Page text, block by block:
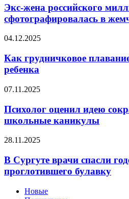
своего
гардероба
российского
миллиардера
сфотографировалась
жемчужном
Экс-жена российского
сфотографировалась в
Как
плавание
влияет
на
ребенка
04.12.2025
Как грудничковое
ребенка
Психолог
идею
сократить
летние
каникулы
07.11.2025
Психолог оценил идею
школьные каникулы
В
врачи
спасли
годовалого
проглотившего
28.11.2025
В Сургуте врачи спасли
проглотившего булавку
Новые